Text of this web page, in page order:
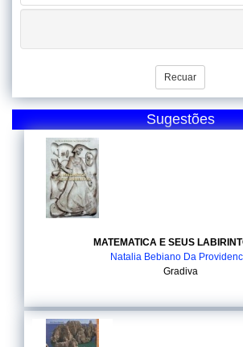
Recuar
Sugestões
MATEMATICA E SEUS
Natalia Bebiano Da
Gradiva